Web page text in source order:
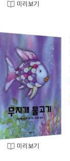
미리보기
미리보기